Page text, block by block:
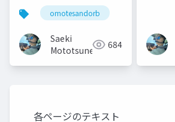
omotesandorb
Saeki
Mototsune
684
各ページのテキスト